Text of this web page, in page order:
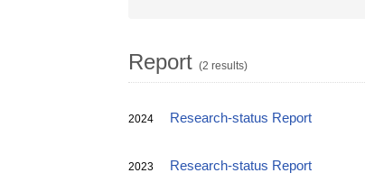
Report (2 results)
2024 Research-status Report
2023 Research-status Report